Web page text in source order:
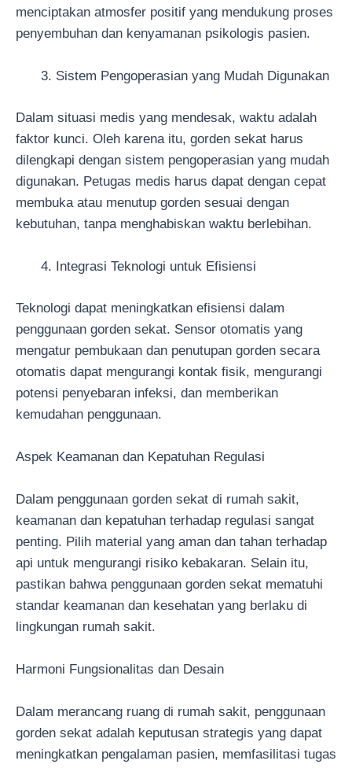
menciptakan atmosfer positif yang mendukung proses
penyembuhan dan kenyamanan psikologis pasien.
Sistem Pengoperasian yang Mudah Digunakan
Dalam situasi medis yang mendesak, waktu adalah
faktor kunci. Oleh karena itu, gorden sekat harus
dilengkapi dengan sistem pengoperasian yang mudah
digunakan. Petugas medis harus dapat dengan cepat
membuka atau menutup gorden sesuai dengan
kebutuhan, tanpa menghabiskan waktu berlebihan.
Integrasi Teknologi untuk Efisiensi
Teknologi dapat meningkatkan efisiensi dalam
penggunaan gorden sekat. Sensor otomatis yang
mengatur pembukaan dan penutupan gorden secara
otomatis dapat mengurangi kontak fisik, mengurangi
potensi penyebaran infeksi, dan memberikan
kemudahan penggunaan.
Aspek Keamanan dan Kepatuhan Regulasi
Dalam penggunaan gorden sekat di rumah sakit,
keamanan dan kepatuhan terhadap regulasi sangat
penting. Pilih material yang aman dan tahan terhadap
api untuk mengurangi risiko kebakaran. Selain itu,
pastikan bahwa penggunaan gorden sekat mematuhi
standar keamanan dan kesehatan yang berlaku di
lingkungan rumah sakit.
Harmoni Fungsionalitas dan Desain
Dalam merancang ruang di rumah sakit, penggunaan
gorden sekat adalah keputusan strategis yang dapat
meningkatkan pengalaman pasien, memfasilitasi tugas